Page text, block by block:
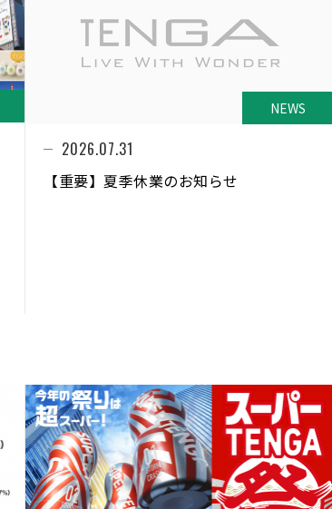
NEWS
2026.07.31
【重要】夏季休業のお知らせ